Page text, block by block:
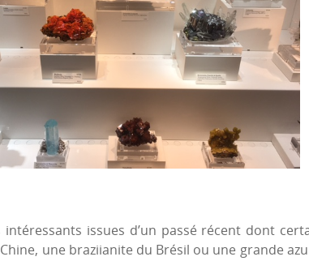
issues d’un passé récent dont
une braziianite du Brésil ou une grande